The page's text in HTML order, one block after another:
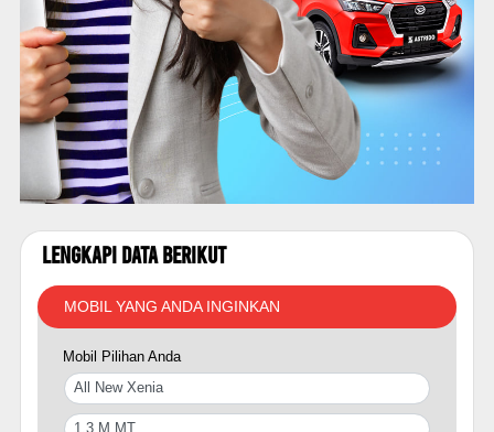
Lengkapi Data Berikut
MOBIL YANG ANDA INGINKAN
Mobil Pilihan Anda